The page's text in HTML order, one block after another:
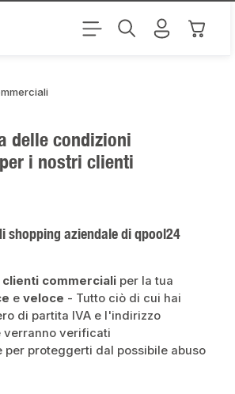
Il
delle condizioni
i nostri clienti
shopping aziendale di qpool24
clienti commerciali per la tua
eveloce - Tutto ciò di cui hai
di partita IVA e l'indirizzo
verranno verificati
per proteggerti dal possibile abuso